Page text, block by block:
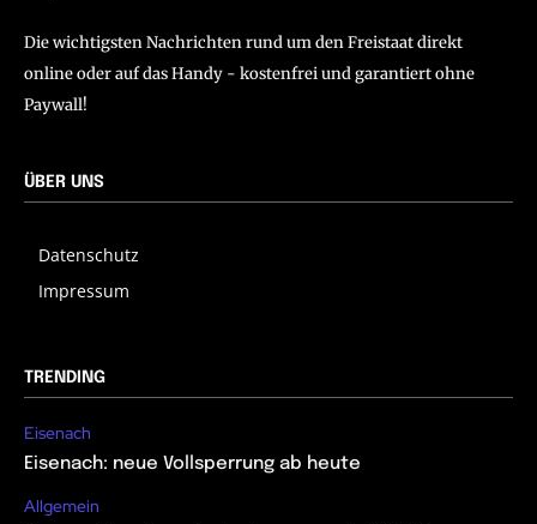
Die wichtigsten Nachrichten rund um den Freistaat direkt
online oder auf das Handy - kostenfrei und garantiert ohne
Paywall!
ÜBER UNS
Datenschutz
Impressum
TRENDING
Eisenach
Eisenach: neue Vollsperrung ab heute
Allgemein